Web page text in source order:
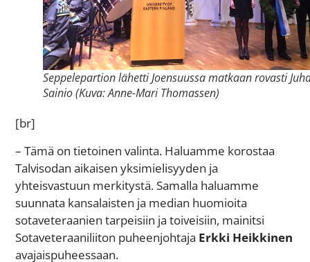
Seppelepartion lähetti Joensuussa matkaan rovasti
Sainio (Kuva: Anne-Mari Thomassen)
[br]
– Tämä on tietoinen valinta. Haluamme korostaa
Talvisodan aikaisen yksimielisyyden ja
yhteisvastuun merkitystä. Samalla haluamme
suunnata kansalaisten ja median huomioita
sotaveteraanien tarpeisiin ja toiveisiin, mainitsi
Sotaveteraaniliiton puheenjohtaja Erkki Heikkinen
avajaispuheessaan.